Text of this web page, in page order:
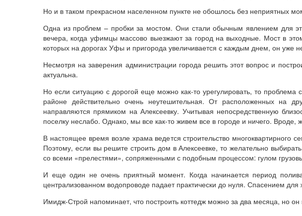
Но и в таком прекрасном населенном пункте не обошлось без неприятных
Одна из проблем – пробки за мостом. Они стали обычным явлением для
вечера, когда уфимцы массово выезжают за город на выходные. Мост в
которых на дорогах Уфы и пригорода увеличивается с каждым днем, он уже
Несмотря на заверения администрации города решить этот вопрос и
актуальна.
Но если ситуацию с дорогой еще можно как-то урегулировать, то проблема
районе действительно очень неутешительная. От расположенных на
направляются прямиком на Алексеевку. Учитывая непосредственную
поселку неслабо. Однако, мы все как-то живем все в городе и ничего.
В настоящее время возле храма ведется строительство
Поэтому, если вы решите строить дом в Алексеевке, то желательно
со всеми «прелестями», сопряженными с подобным процессом: гулом
И еще один не очень приятный момент. Когда начинается период
централизованном водопроводе падает практически до нуля. Спасением
Имидж-Строй напоминает, что построить коттедж можно за два месяца, но